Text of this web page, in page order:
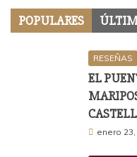
POPULARES
RESEÑAS
EL
enero